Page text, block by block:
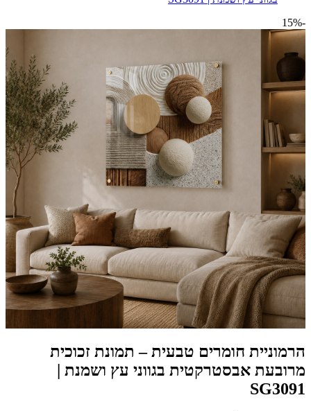
-15%
הרמוניית חומרים טבעית – תמונת זכוכית
מרובעת אבסטרקטית בגווני עץ ושמנת |
SG3091